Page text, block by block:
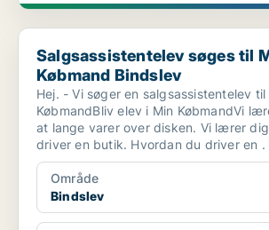
Salgsassistentelev søges til Min Købmand
Salgsassistentelev søges til
Købmand Bindslev
Hej. - Vi søger en salgsassistentelev til
KøbmandBliv elev i Min KøbmandVi
at lange varer over disken. Vi lærer
driver en butik. Hvordan du driver en .
Område
Bindslev